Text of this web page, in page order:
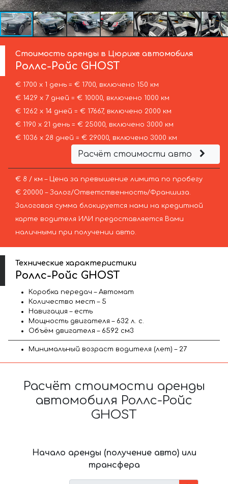
Стоимость аренды в Цюрихе автомобиля
Роллс-Ройс GHOST
€ 1700 х 1 день = € 1700, включено 150 км
€ 1429 х 7 дней = € 10000, включено 1000 км
€ 1262 х 14 дней = € 17667, включено 2000 км
€ 1190 х 21 день = € 25000, включено 3000 км
€ 1036 х 28 дней = € 29000, включено 3000 км
Расчёт стоимости авто
€ 8 / км – Цена за превышение лимита по пробегу
€ 20000 – Залог/Ответственность/Франшиза.
Залоговая сумма блокируется нами на кредитной
карте водителя ИЛИ предоставляется Вами
наличными при получении авто.
Технические характеристики
Роллс-Ройс GHOST
Коробка передач – Автомат
Количество мест – 5
Навигация – есть
Мощность двигателя – 632 л. с.
Объём двигателя – 6592 см3
Минимальный возраст водителя (лет) – 27
Расчёт стоимости аренды
автомобиля Роллс-Ройс
GHOST
Начало аренды (получение авто) или
трансфера